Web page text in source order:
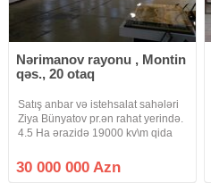
Nərimanov rayonu , Montin
qəs., 20 otaq
Satış anbar və istehsalat sahələri
Ziya Bünyatov pr.ən rahat yerində.
4.5 Ha ərazidə 19000 kv\m qida
mebel məişət texnikası və hər cür
ekologi təmiz istehsalat üçün
30 000 000 Azn